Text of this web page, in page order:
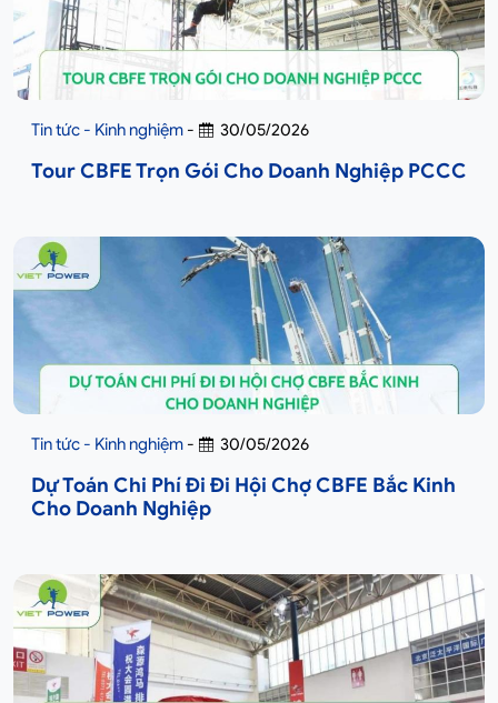
Tin tức - Kinh nghiệm - 30/05/2026
Tour CBFE Trọn Gói Cho Doanh Nghiệp PCCC
Tin tức - Kinh nghiệm - 30/05/2026
Dự Toán Chi Phí Đi Đi Hội Chợ CBFE Bắc Kinh
Cho Doanh Nghiệp